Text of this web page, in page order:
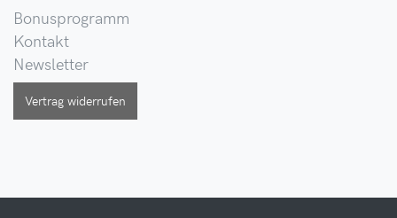
Bonusprogramm
Kontakt
Newsletter
Vertrag widerrufen